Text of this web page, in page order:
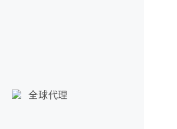
全球代理